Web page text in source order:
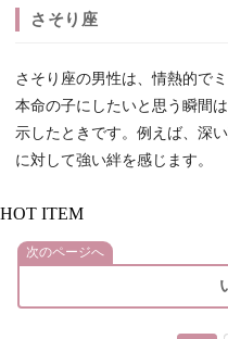
さそり座
さそり座の男性は、情熱的で
本命の子にしたいと思う瞬間
示したときです。例えば、深
に対して強い絆を感じます。
HOT ITEM
次のページへ